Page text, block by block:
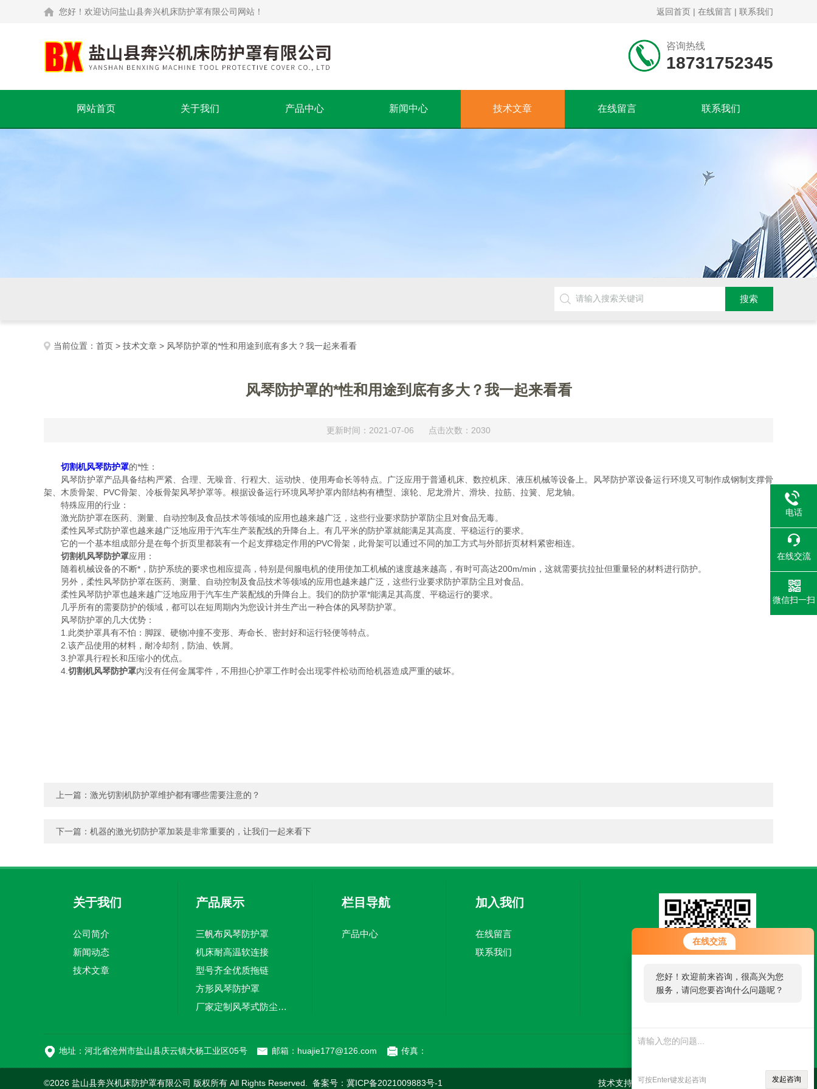
在线交流
您好！欢迎前来咨询，很高兴为您
服务，请问您要咨询什么问题呢？
可按Enter键发起咨询 发起咨询
您好！欢迎访问盐山县奔兴机床防护罩有限公司网站！ 返回首页 | 在线留言 | 联系我们
咨询热线
18731752345
网站首页 关于我们 产品中心 新闻中心 技术文章 在线留言 联系我们
当前位置： 首页 > 技术文章 > 风琴防护罩的*性和用途到底有多大？我一起来看看
风琴防护罩的*性和用途到底有多大？我一起来看看
更新时间：2021-07-06 点击次数：2030
切割机风琴防护罩的*性：
风琴防护罩产品具备结构严紧、合理、无噪音、行程大、运动快、使用寿命长等特点。广泛应用于普通机床、数控机床、液压机械等设备上。风琴防护罩设备运行环境又可制作成钢制支撑骨
架、木质骨架、PVC骨架、冷板骨架风琴护罩等。根据设备运行环境风琴护罩内部结构有槽型、滚轮、尼龙滑片、滑块、拉筋、拉簧、尼龙轴。
特殊应用的行业：
激光防护罩在医药、测量、自动控制及食品技术等领域的应用也越来越广泛，这些行业要求防护罩防尘且对食品无毒。
柔性风琴式防护罩也越来越广泛地应用于汽车生产装配线的升降台上。有几平米的防护罩就能满足其高度、平稳运行的要求。
它的一个基本组成部分是在每个折页里都装有一个起支撑稳定作用的PVC骨架，此骨架可以通过不同的加工方式与外部折页材料紧密相连。
切割机风琴防护罩应用：
随着机械设备的不断*，防护系统的要求也相应提高，特别是伺服电机的使用使加工机械的速度越来越高，有时可高达200m/min，这就需要抗拉扯但重量轻的材料进行防护。
另外，柔性风琴防护罩在医药、测量、自动控制及食品技术等领域的应用也越来越广泛，这些行业要求防护罩防尘且对食品。
柔性风琴防护罩也越来越广泛地应用于汽车生产装配线的升降台上。我们的防护罩*能满足其高度、平稳运行的要求。
几乎所有的需要防护的领域，都可以在短周期内为您设计并生产出一种合体的风琴防护罩。
风琴防护罩的几大优势：
1.此类护罩具有不怕：脚踩、硬物冲撞不变形、寿命长、密封好和运行轻便等特点。
2.该产品使用的材料，耐冷却剂，防油、铁屑。
3.护罩具行程长和压缩小的优点。
4. 切割机风琴防护罩内没有任何金属零件，不用担心护罩工作时会出现零件松动而给机器造成严重的破坏。
上一篇： 激光切割机防护罩维护都有哪些需要注意的？
下一篇： 机器的激光切防护罩加装是非常重要的，让我们一起来看下
关于我们
公司简介
新闻动态
技术文章
产品展示
三帆布风琴防护罩
机床耐高温软连接
型号齐全优质拖链
方形风琴防护罩
厂家定制风琴式防尘折布
栏目导航
产品中心
加入我们
在线留言
联系我们
地址：河北省沧州市盐山县庆云镇大杨工业区05号 邮箱：huajie177@126.com 传真：
©2026 盐山县奔兴机床防护罩有限公司 版权所有 All Rights Reserved. 备案号： 冀ICP备2021009883号-1 技术支持：机床商务网 管理登陆 sitemap.xml
电话
在线交流
微信扫一扫